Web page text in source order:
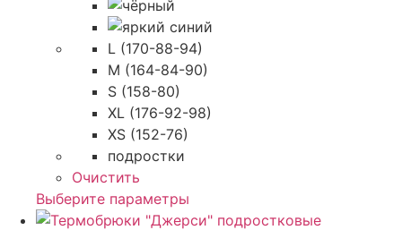
L (170-88-94)
M (164-84-90)
S (158-80)
XL (176-92-98)
XS (152-76)
подростки
Очистить
Выберите параметры
товар